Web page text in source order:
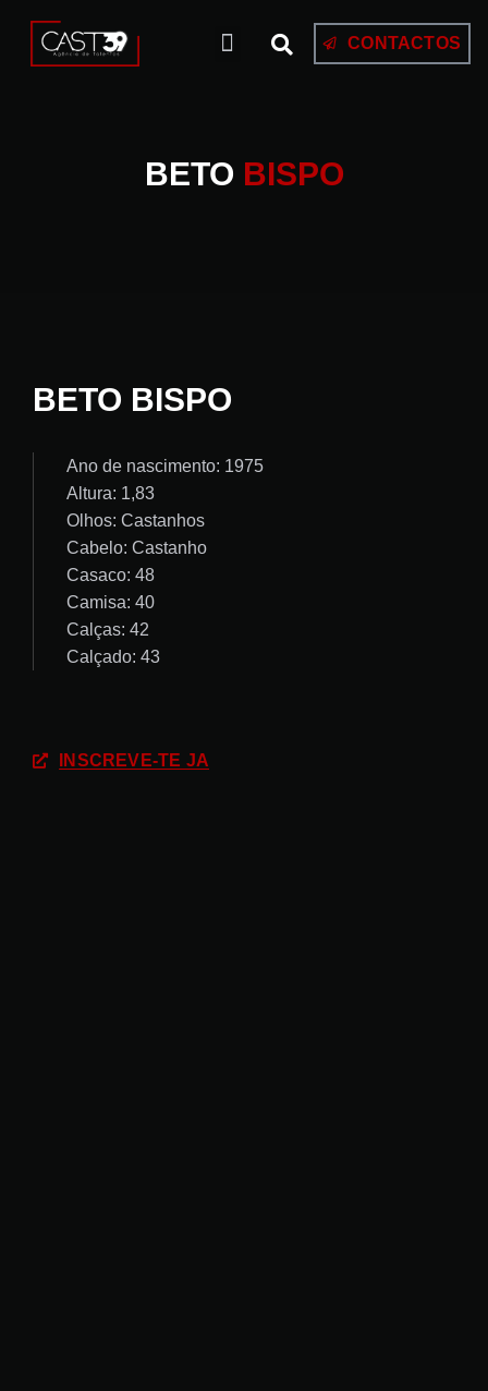
CONTACTOS
BETO BISPO
BETO BISPO
Ano de nascimento: 1975
Altura: 1,83
Olhos: Castanhos
Cabelo: Castanho
Casaco: 48
Camisa: 40
Calças: 42
Calçado: 43
INSCREVE-TE JÁ